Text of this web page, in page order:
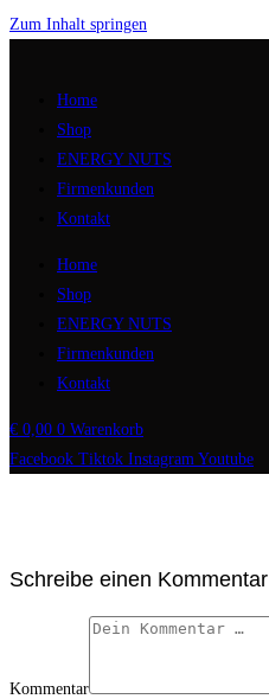
Zum Inhalt springen
Home
Shop
ENERGY NUTS
Firmenkunden
Kontakt
Home
Shop
ENERGY NUTS
Firmenkunden
Kontakt
€ 0,00 0 Warenkorb
Facebook Tiktok Instagram Youtube
Schreibe einen Kommentar
Kommentar